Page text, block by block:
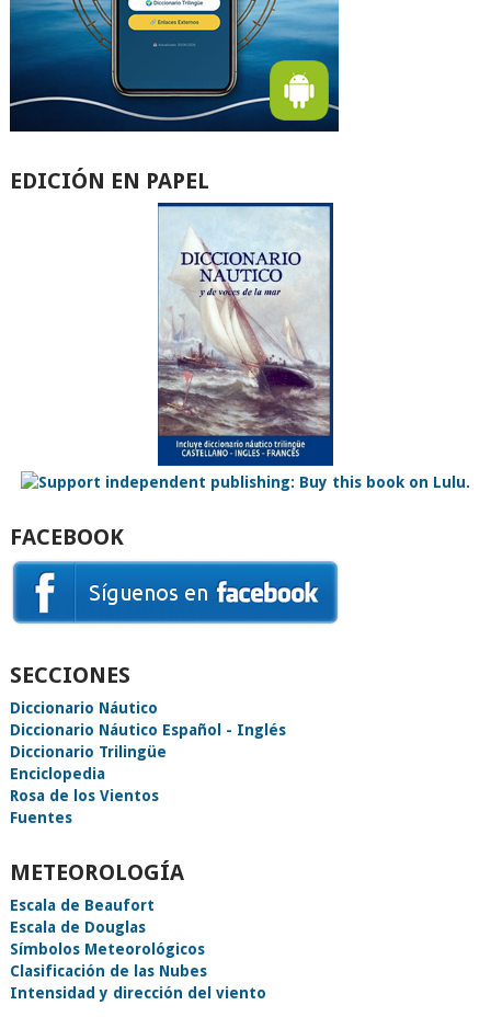
EDICIÓN EN PAPEL
FACEBOOK
SECCIONES
Diccionario Náutico
Diccionario Náutico Español - Inglés
Diccionario Trilingüe
Enciclopedia
Rosa de los Vientos
Fuentes
METEOROLOGÍA
Escala de Beaufort
Escala de Douglas
Símbolos Meteorológicos
Clasificación de las Nubes
Intensidad y dirección del viento